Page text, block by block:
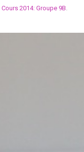
Cours 2014: Groupe 9B.